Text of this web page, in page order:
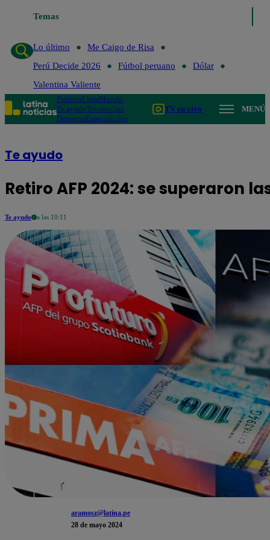
Temas
Lo último
Me Caigo de Risa
Perú Decide 2026
Fútbol peruano
Dólar
Valentina Valiente
PolíticaLimaMundo
Te ayudoTendencias
DeportesEspectáculos
TV en vivo MENÚ
Te ayudo
Retiro AFP 2024: se superaron
Te ayudo a las 10:11
aramosz@latina.pe
28 de mayo 2024